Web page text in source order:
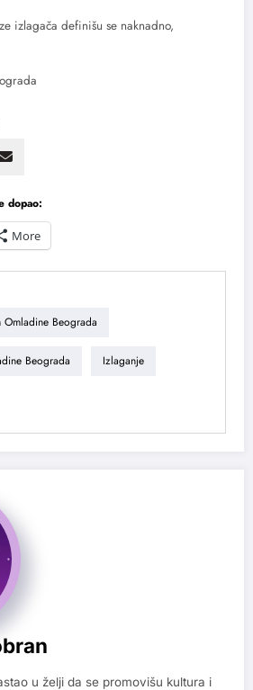
izlagača definišu se naknadno,
dopao:
More
Omladine Beograda
Beograda Izlaganje
u želji da se promovišu kultura i